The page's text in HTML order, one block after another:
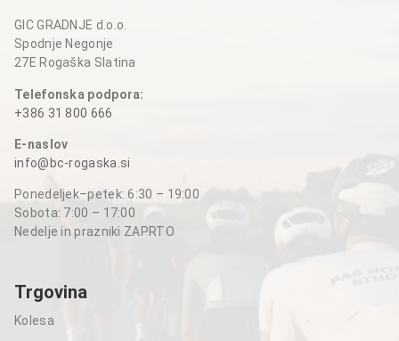
GIC GRADNJE d.o.o.
Spodnje Negonje
27E Rogaška Slatina
Telefonska podpora:
+386 31 800 666
E-naslov
info@bc-rogaska.si
Ponedeljek–petek: 6:30 – 19:00
Sobota: 7:00 – 17:00
Nedelje in prazniki ZAPRTO
Trgovina
Kolesa